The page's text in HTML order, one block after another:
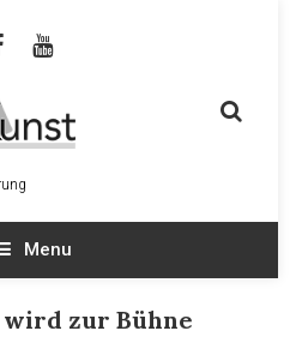
Menu
zur Bühne